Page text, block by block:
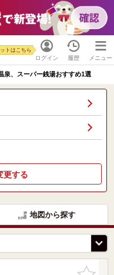
ログイン
トはこちら
履歴 メニュー
泉、スーパー銭湯おすすめ1選
更する
地図から探す
お気に入